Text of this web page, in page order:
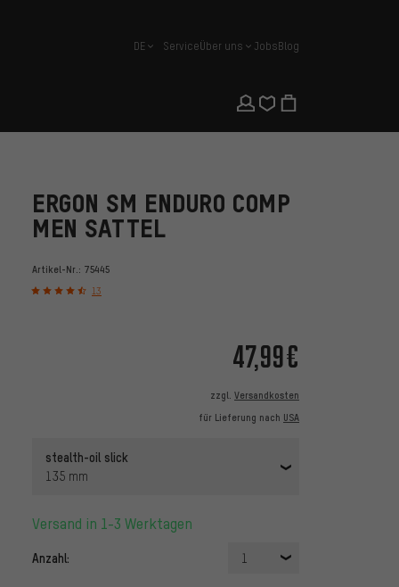
Deutsch
DE ServiceÜber uns JobsBlog
ERGON SM ENDURO COMP
MEN SATTEL
Artikel-Nr.: 75445
13
47,99€
zzgl. Versandkosten
für Lieferung nach USA
stealth-oil slick
135 mm
Versand in 1-3 Werktagen
Anzahl: 1